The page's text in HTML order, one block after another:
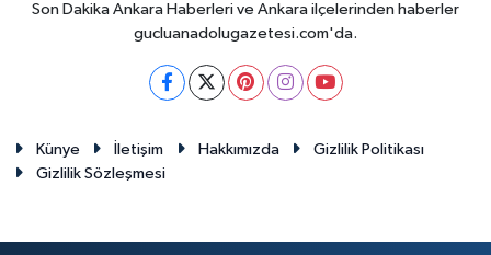
Son Dakika Ankara Haberleri ve Ankara ilçelerinden haberler
gucluanadolugazetesi.com'da.
Künye İletişim Hakkımızda
Gizlilik Politikası
Gizlilik Sözleşmesi